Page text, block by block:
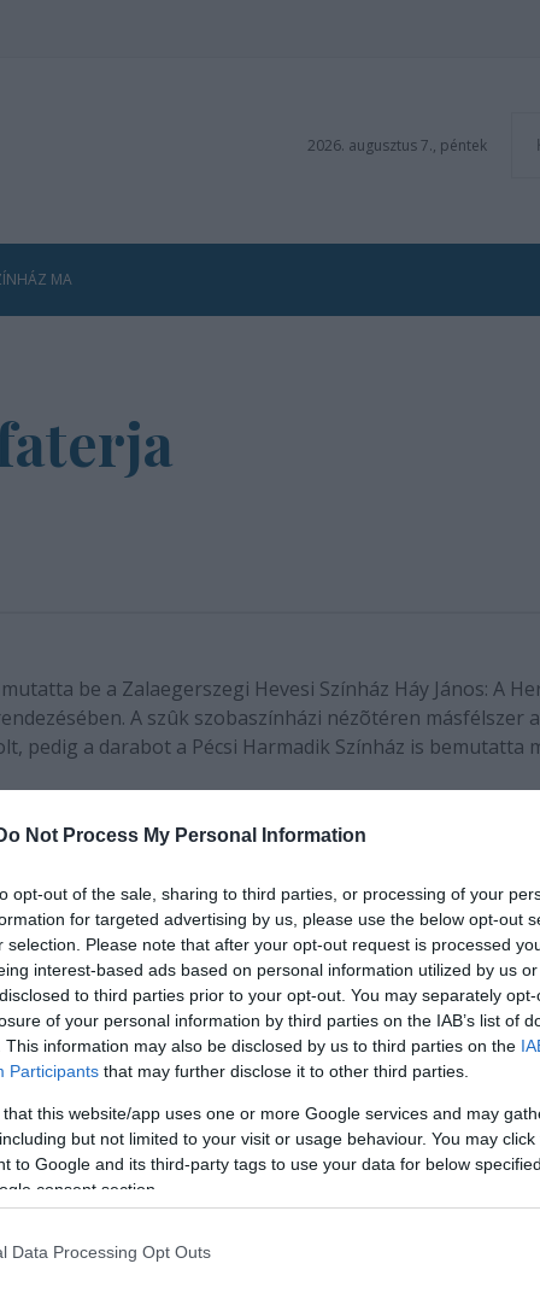
Not Process My Personal Information
opt-out of the sale, sharing to third parties, or processing of your
for targeted advertising by us, please use the below opt-out
selection. Please note that after your opt-out request is processed
interest-based ads based on personal information utilized by us
to third parties prior to your opt-out. You may separately
of your personal information by third parties on the IAB’s list of
This information may also be disclosed by us to third parties on the
Participants that may further disclose it to other third parties.
that this website/app uses one or more Google services and may
but not limited to your visit or usage behaviour. You may
to Google and its third-party tags to use your data for below
consent section.
Data Processing Opt Outs
2026. augusztus 7., péntek
MA
be a Zalaegerszegi Hevesi Színház Háy János: A
A szûk szobaszínházi nézõtéren másfélszer
pedig a darabot a Pécsi Harmadik Színház is bemutatta
a Zalaegerszegi Hevesi Színház Háy János: A Herner
szűk szobaszínházi nézőtéren másfélszer annyi
a Pécsi Harmadik Színház is bemutatta már Vincze
első drámáját, A Gézagyereket, amely Pinczés István
sikert aratott. A Herner Ferike faterja valójában az
s közmunkából tengetik életüket, tisztítják a
epizódértékű volt, addig most főszereplőkké váltak, s
látleletet a politikától, a piacgazdaságtól, az